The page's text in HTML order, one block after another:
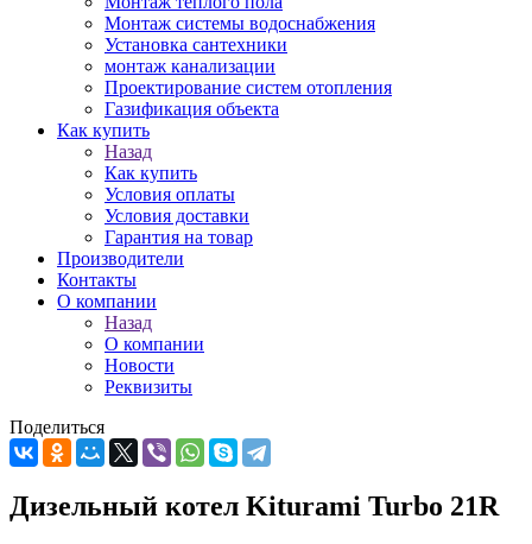
Монтаж системы водоснабжения
Установка сантехники
монтаж канализации
Проектирование систем отопления
Газификация объекта
Как купить
Назад
Как купить
Условия оплаты
Условия доставки
Гарантия на товар
Производители
Контакты
О компании
Назад
О компании
Новости
Реквизиты
Поделиться
Дизельный котел Kiturami Turbo 21R